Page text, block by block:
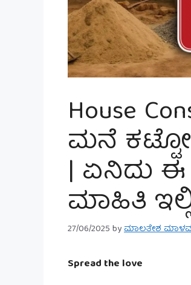
House
ಮನೆ
| ಏನಿದು
ಮಾಹಿತಿ
27/06/2025byಮಾಲತೇಶ
Spread the love